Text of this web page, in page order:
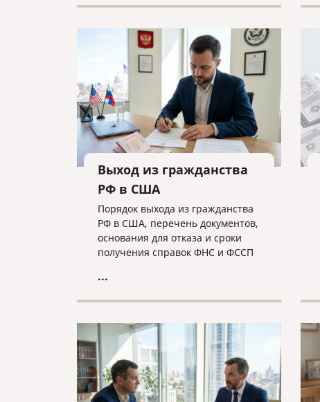
бизнеса, критерии упрощенной
процедуры и объясняем, почему
для успешного завершения дела
ликвидатору необходима
команда экспертов.
Выход из гражданства
РФ в США
Порядок выхода из гражданства
РФ в США, перечень документов,
основания для отказа и сроки
получения справок ФНС и ФССП
...